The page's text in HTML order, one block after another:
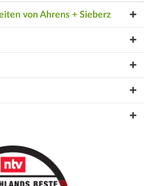
von Ahrens + Sieberz